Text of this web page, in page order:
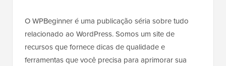
O WPBeginner é uma publicação séria sobre tudo
relacionado ao WordPress. Somos um site de
recursos que fornece dicas de qualidade e
ferramentas que você precisa para aprimorar sua